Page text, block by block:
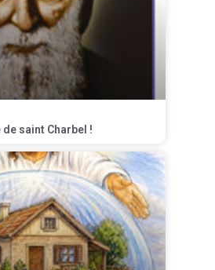
de saint Charbel !